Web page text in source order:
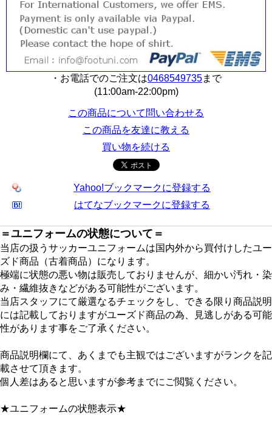
・お電話でのご注文は0468549735まで
(11:00am-22:00pm)
この商品について問い合わせる
この商品を友達に教える
買い物を続ける
Yahoo!ブックマークに登録する
はてなブックマークに登録する
＝ユニフォームの状態について＝
当店の扱うサッカーユニフォームは国内外から買付けしたユー
ズド商品（古着商品）になります。
極端に状態の悪い物は販売しておりませんが、細かい汚れ・染
み・繊維抜きなどがある可能性がございます。
当店スタッフにて厳選なるチェックをし、できる限り商品説明
には記載しておりますがユーズド商品の為、見逃しがある可能
性があります事をご了承ください。
商品説明欄にて、あくまでも主観ではございますがランクを記
載させて頂きます。
個人差はあると思いますが参考までにご閲覧ください。
★ユニフォームの状態表示★